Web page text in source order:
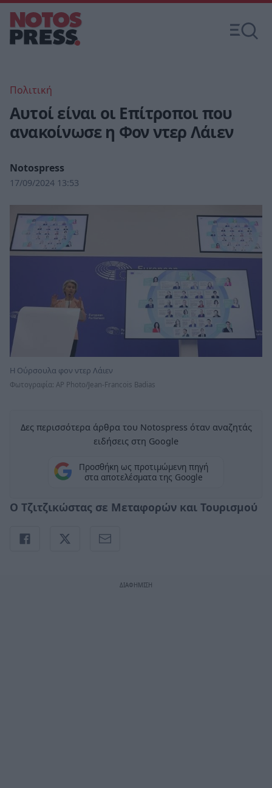
Πολιτική
Αυτοί είναι οι Επίτροποι που
ανακοίνωσε η Φον ντερ Λάιεν
Notospress
17/09/2024 13:53
Η Ούρσουλα φον ντερ Λάιεν
Φωτογραφία: AP Photo/Jean-Francois Badias
Δες περισσότερα άρθρα του Notospress όταν αναζητάς
ειδήσεις στη Google
Προσθήκη ως προτιμώμενη πηγή
στα αποτελέσματα της Google
Ο Τζιτζικώστας σε Μεταφορών και Τουρισμού